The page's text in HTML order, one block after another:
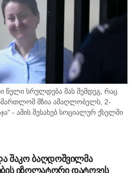
წელი სრულდება მას შემდეგ, რაც
მზია ამაღლობელს, 2-
- ამის შესახებ სოციალურ ქსელში
წერს და დაკავებულ
უცხადებს. ორგანიზაცია...
შაკო ბაღდოშვილმა
იზოლატორი დატოვეს